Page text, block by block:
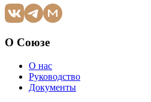
О Союзе
О нас
Руководство
Документы